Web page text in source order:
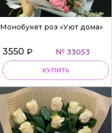
Монобукет роз «Уют дома»
3550 ₽ № 33053
КУПИТЬ